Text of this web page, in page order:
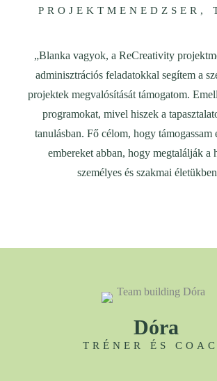
PROJEKTMENEDZSER,
„Blanka vagyok, a ReCreativity
adminisztrációs feladatokkal segítem a
projektek megvalósítását támogatom.
programokat, mivel hiszek a
tanulásban. Fő célom, hogy támogassam
embereket abban, hogy megtalálják a
személyes és szakmai
Dóra
TRÉNER ÉS